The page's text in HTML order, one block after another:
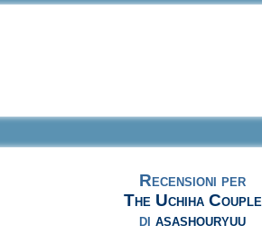
Recensioni per
The Uchiha Couple
diasashouryuu